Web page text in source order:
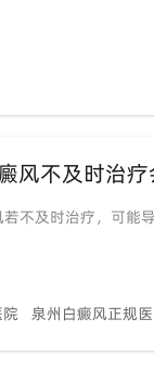
风不及时治
不及时治疗，可能
泉州白癜风正规